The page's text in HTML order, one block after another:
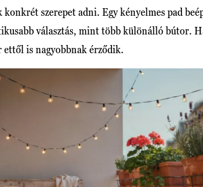
szerepet adni. Egy kényelmes pad
választás, mint több különálló bútor.
ettől is nagyobbnak érződik.